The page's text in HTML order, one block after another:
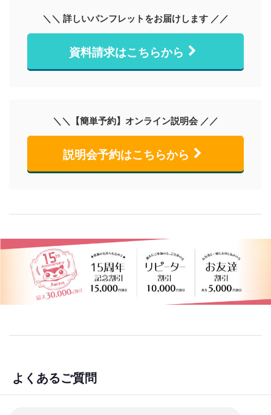
＼＼ 詳しいパンフレットをお届けします ／／
資料請求はこちらから
＼＼【簡単予約】オンライン説明会 ／／
説明会予約はこちらから
よくあるご質問